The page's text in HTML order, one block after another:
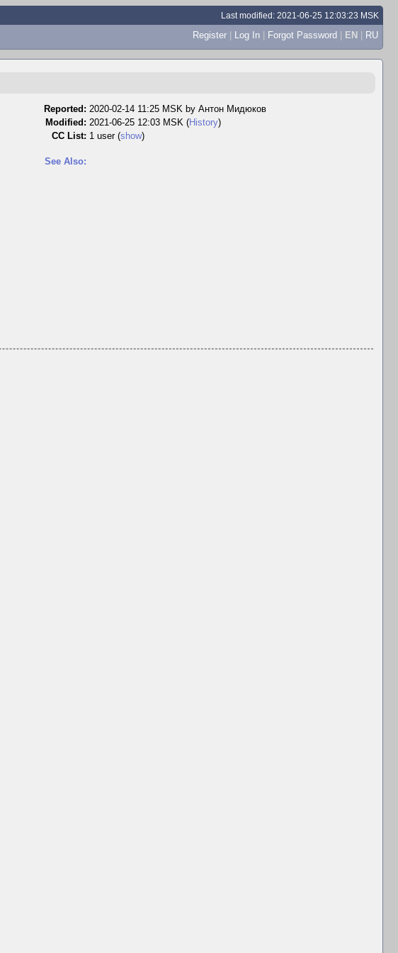
Last modified: 2021-06-25 12:03:23 MSK
Register | Log In | Forgot Password | EN | RU
Reported: 2020-02-14 11:25 MSK by Антон Мидюков
Modified: 2021-06-25 12:03 MSK (History)
CC List: 1 user (show)
See Also: